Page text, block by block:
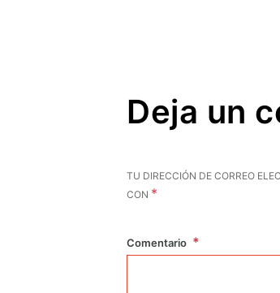
Deja un
TU DIRECCIÓN DE CORREO
CON *
Comentario